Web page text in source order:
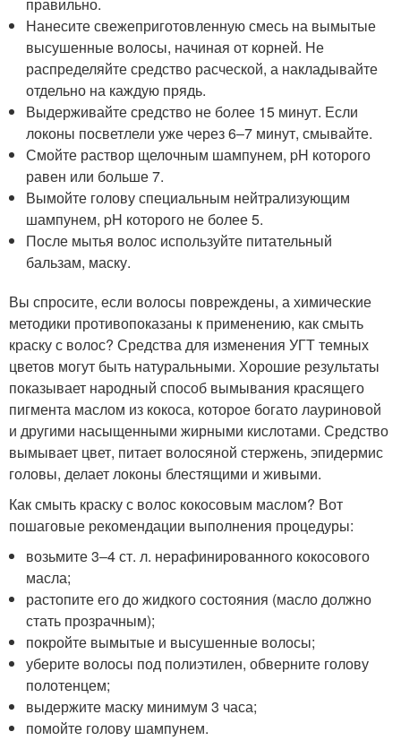
правильно.
Нанесите свежеприготовленную смесь на вымытые
высушенные волосы, начиная от корней. Не
распределяйте средство расческой, а накладывайте
отдельно на каждую прядь.
Выдерживайте средство не более 15 минут. Если
локоны посветлели уже через 6‒7 минут, смывайте.
Смойте раствор щелочным шампунем, pH которого
равен или больше 7.
Вымойте голову специальным нейтрализующим
шампунем, pH которого не более 5.
После мытья волос используйте питательный
бальзам, маску.
Вы спросите, если волосы повреждены, а химические
методики противопоказаны к применению, как смыть
краску с волос? Средства для изменения УГТ темных
цветов могут быть натуральными. Хорошие результаты
показывает народный способ вымывания красящего
пигмента маслом из кокоса, которое богато лауриновой
и другими насыщенными жирными кислотами. Средство
вымывает цвет, питает волосяной стержень, эпидермис
головы, делает локоны блестящими и живыми.
Как смыть краску с волос кокосовым маслом? Вот
пошаговые рекомендации выполнения процедуры:
возьмите 3‒4 ст. л. нерафинированного кокосового
масла;
растопите его до жидкого состояния (масло должно
стать прозрачным);
покройте вымытые и высушенные волосы;
уберите волосы под полиэтилен, обверните голову
полотенцем;
выдержите маску минимум 3 часа;
помойте голову шампунем.